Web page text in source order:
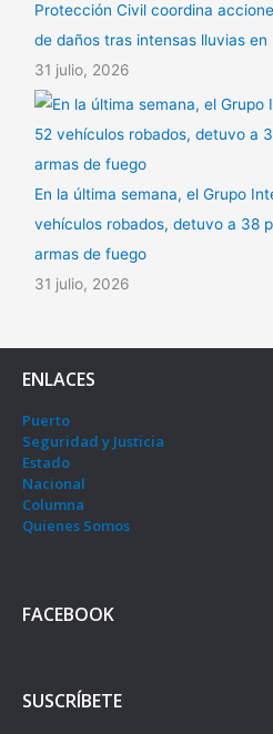
Protección Civil coordina
de daños tras intensas lluvias
31 julio, 2026
En la última semana, el Grupo
vehículos robados, detuvo a 38
armas de fuego
31 julio, 2026
ENLACES
Puerto
Seguridad y Justicia
Estado
Nacional
Columna
Quienes Somos
FACEBOOK
SUSCRÍBETE